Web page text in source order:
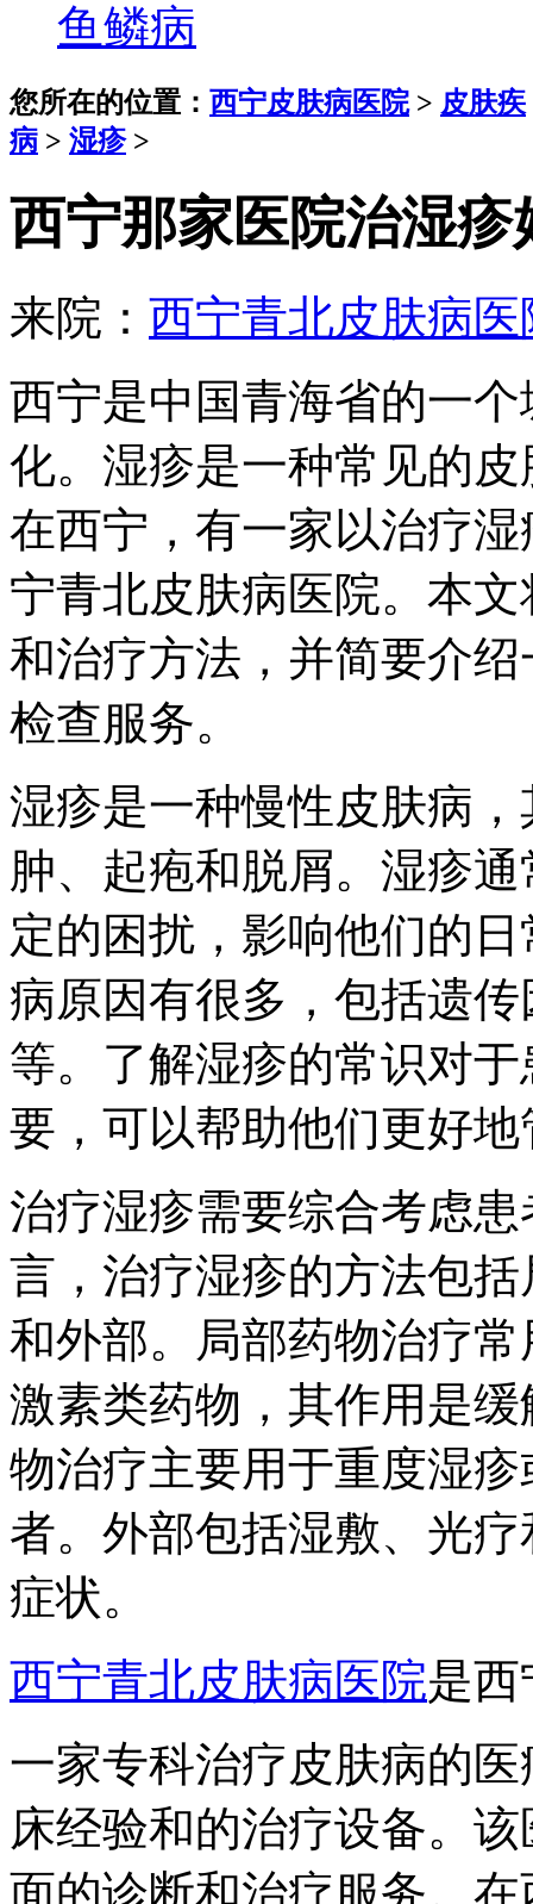
鱼鳞病
您所在的位置： 西宁皮肤病医院> 皮肤疾
病 > 湿疹>
西宁那家医院治湿疹
来院： 西宁青北皮肤病医
西宁是中国青海省的一
化。湿疹是一种常见的
在西宁，有一家以治疗
宁青北皮肤病医院。本
和治疗方法，并简要介
检查服务。
湿疹是一种慢性皮肤病
肿、起疱和脱屑。湿疹
定的困扰，影响他们的
病原因有很多，包括遗
等。了解湿疹的常识对
要，可以帮助他们更好
治疗湿疹需要综合考虑
言，治疗湿疹的方法包
和外部。局部药物治疗
激素类药物，其作用是
物治疗主要用于重度湿
者。外部包括湿敷、光
症状。
西宁青北皮肤病医院是西
一家专科治疗皮肤病的
床经验和的治疗设备。
面的诊断和治疗服务。